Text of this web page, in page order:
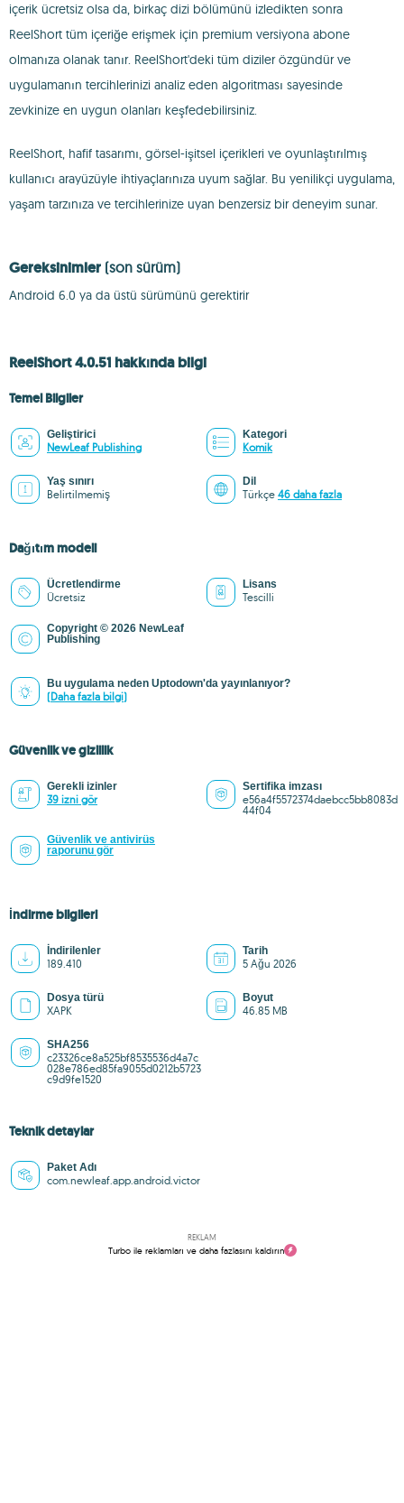
içerik ücretsiz olsa da, birkaç dizi bölümünü izledikten sonra
ReelShort tüm içeriğe erişmek için premium versiyona abone
olmanıza olanak tanır. ReelShort'deki tüm diziler özgündür ve
uygulamanın tercihlerinizi analiz eden algoritması sayesinde
zevkinize en uygun olanları keşfedebilirsiniz.
ReelShort, hafif tasarımı, görsel-işitsel içerikleri ve oyunlaştırılmış
kullanıcı arayüzüyle ihtiyaçlarınıza uyum sağlar. Bu yenilikçi uygulama,
yaşam tarzınıza ve tercihlerinize uyan benzersiz bir deneyim sunar.
Gereksinimler (son sürüm)
Android 6.0 ya da üstü sürümünü gerektirir
ReelShort 4.0.51 hakkında bilgi
Temel Bilgiler
Geliştirici
NewLeaf Publishing
Kategori
Komik
Yaş sınırı
Belirtilmemiş
Dil
Türkçe 46 daha fazla
Dağıtım modeli
Ücretlendirme
Ücretsiz
Lisans
Tescilli
Copyright © 2026 NewLeaf
Publishing
Bu uygulama neden Uptodown'da yayınlanıyor?
(Daha fazla bilgi)
Güvenlik ve gizlilik
Gerekli izinler
39 izni gör
Sertifika imzası
e56a4f5572374daebcc5bb8083d
44f04
Güvenlik ve antivirüs
raporunu gör
İndirme bilgileri
İndirilenler
189.410
Tarih
5 Ağu 2026
Dosya türü
XAPK
Boyut
46.85 MB
SHA256
c23326ce8a525bf8535536d4a7c
028e786ed85fa9055d0212b5723
c9d9fe1520
Teknik detaylar
Paket Adı
com.newleaf.app.android.victor
REKLAM
Turbo ile reklamları ve daha fazlasını kaldırın